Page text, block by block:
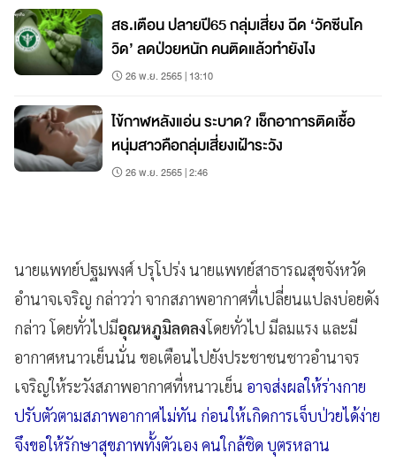
สธ.เตือน ปลายปี65 กลุ่มเสี่ยง ฉีด ‘วัคซีนโค
วิด’ ลดป่วยหนัก คนติดแล้วทำยังไง
26 พ.ย. 2565 | 13:10
ไข้กาฬหลังแอ่น ระบาด? เช็กอาการติดเชื้อ
หนุ่มสาวคือกลุ่มเสี่ยงเฝ้าระวัง
26 พ.ย. 2565 | 2:46
นายแพทย์ปฐมพงศ์ ปรุโปร่ง นายแพทย์สาธารณสุขจังหวัด
อำนาจเจริญ กล่าวว่า จากสภาพอากาศที่เปลี่ยนแปลงบ่อยดัง
กล่าว โดยทั่วไปมีอุณหภูมิลดลงโดยทั่วไป มีลมแรง และมี
อากาศหนาวเย็นนั่น ขอเตือนไปยังประชาชนชาวอำนาจร
เจริญให้ระวังสภาพอากาศที่หนาวเย็น อาจส่งผลให้ร่างกาย
ปรับตัวตามสภาพอากาศไม่ทัน ก่อนให้เกิดการเจ็บป่วยได้ง่าย
จึงขอให้รักษาสุขภาพทั้งตัวเอง คนใกล้ชิด บุตรหลาน